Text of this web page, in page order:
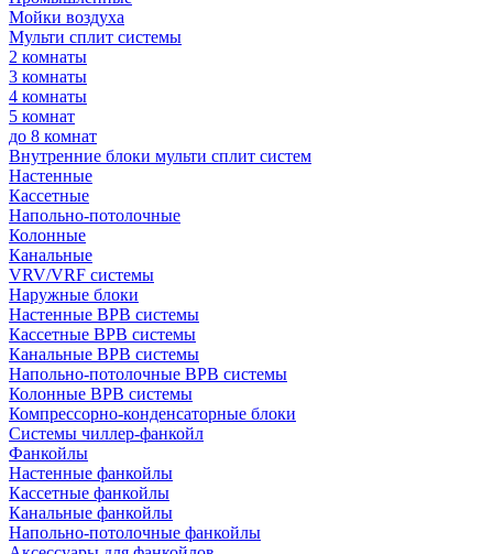
Мойки воздуха
Мульти сплит системы
2 комнаты
3 комнаты
4 комнаты
5 комнат
до 8 комнат
Внутренние блоки мульти сплит систем
Настенные
Кассетные
Напольно-потолочные
Колонные
Канальные
VRV/VRF системы
Наружные блоки
Настенные ВРВ системы
Кассетные ВРВ системы
Канальные ВРВ системы
Напольно-потолочные ВРВ системы
Колонные ВРВ системы
Компрессорно-конденсаторные блоки
Системы чиллер-фанкойл
Фанкойлы
Настенные фанкойлы
Кассетные фанкойлы
Канальные фанкойлы
Напольно-потолочные фанкойлы